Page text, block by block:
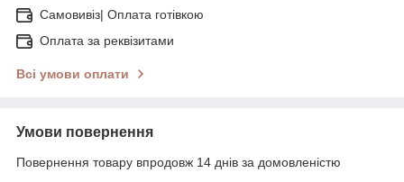
Самовивіз| Оплата готівкою
Оплата за реквізитами
Всі умови оплати
Умови повернення
Повернення товару впродовж 14 днів за домовленістю